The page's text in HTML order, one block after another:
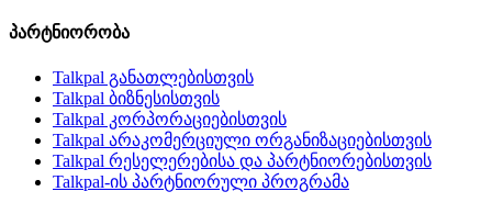
პარტნიორობა
Talkpal განათლებისთვის
Talkpal ბიზნესისთვის
Talkpal კორპორაციებისთვის
Talkpal არაკომერციული ორგანიზაციებისთვის
Talkpal რესელერებისა და პარტნიორებისთვის
Talkpal-ის პარტნიორული პროგრამა